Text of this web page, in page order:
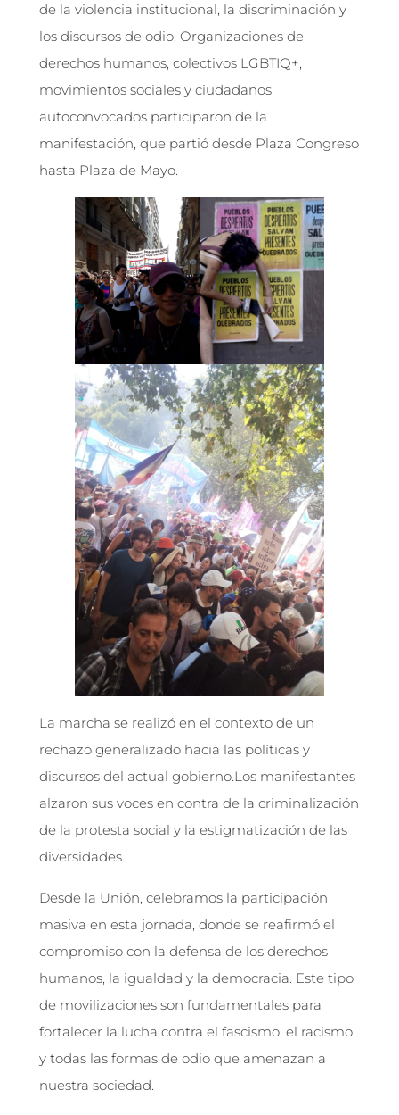
de la violencia institucional, la discriminación y
los discursos de odio. Organizaciones de
derechos humanos, colectivos LGBTIQ+,
movimientos sociales y ciudadanos
autoconvocados participaron de la
manifestación, que partió desde Plaza Congreso
hasta Plaza de Mayo.
La marcha se realizó en el contexto de un
rechazo generalizado hacia las políticas y
discursos del actual gobierno.Los manifestantes
alzaron sus voces en contra de la criminalización
de la protesta social y la estigmatización de las
diversidades.
Desde la Unión, celebramos la participación
masiva en esta jornada, donde se reafirmó el
compromiso con la defensa de los derechos
humanos, la igualdad y la democracia. Este tipo
de movilizaciones son fundamentales para
fortalecer la lucha contra el fascismo, el racismo
y todas las formas de odio que amenazan a
nuestra sociedad.